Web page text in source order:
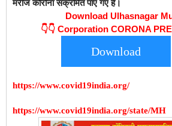
मरीज कोरोना संक्रमित पाए गए हैं।
Download Ulhasnagar
👇👇 Corporation CORONA
Download
https://www.covid19india.org/
https://www.covid19india.org/state/MH